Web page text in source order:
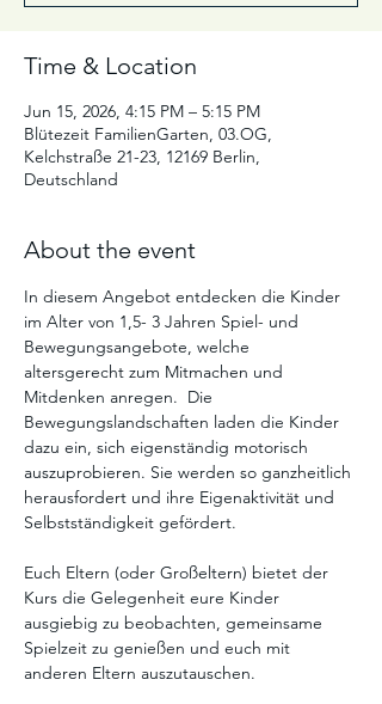
Time & Location
Jun 15, 2026, 4:15 PM – 5:15 PM
Blütezeit FamilienGarten, 03.OG,
Kelchstraße 21-23, 12169 Berlin,
Deutschland
About the event
In diesem Angebot entdecken die Kinder
im Alter von 1,5- 3 Jahren Spiel- und
Bewegungsangebote, welche
altersgerecht zum Mitmachen und
Mitdenken anregen.  Die
Bewegungslandschaften laden die Kinder
dazu ein, sich eigenständig motorisch
auszuprobieren. Sie werden so ganzheitlich
herausfordert und ihre Eigenaktivität und
Selbstständigkeit gefördert.
Euch Eltern (oder Großeltern) bietet der
Kurs die Gelegenheit eure Kinder
ausgiebig zu beobachten, gemeinsame
Spielzeit zu genießen und euch mit
anderen Eltern auszutauschen.